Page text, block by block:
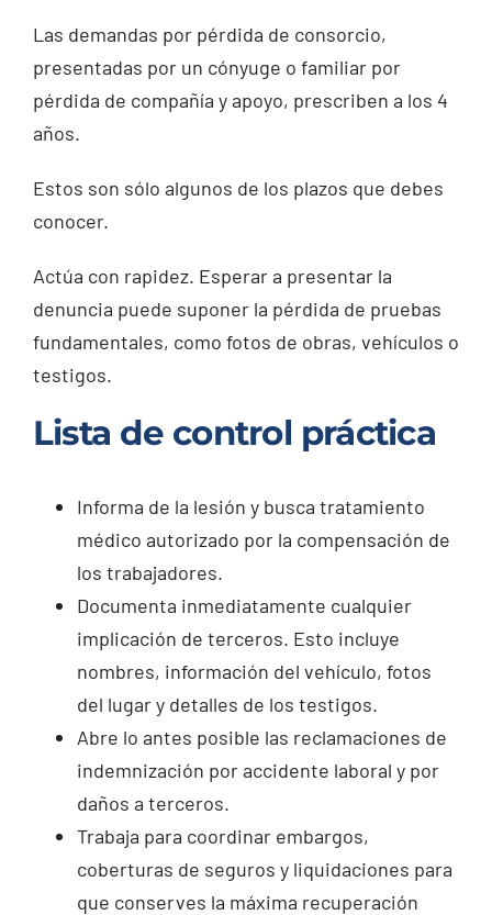
Las demandas por pérdida de consorcio,
presentadas por un cónyuge o familiar por
pérdida de compañía y apoyo, prescriben a los 4
años.
Estos son sólo algunos de los plazos que debes
conocer.
Actúa con rapidez. Esperar a presentar la
denuncia puede suponer la pérdida de pruebas
fundamentales, como fotos de obras, vehículos o
testigos.
Lista de control práctica
Informa de la lesión y busca tratamiento
médico autorizado por la compensación de
los trabajadores.
Documenta inmediatamente cualquier
implicación de terceros. Esto incluye
nombres, información del vehículo, fotos
del lugar y detalles de los testigos.
Abre lo antes posible las reclamaciones de
indemnización por accidente laboral y por
daños a terceros.
Trabaja para coordinar embargos,
coberturas de seguros y liquidaciones para
que conserves la máxima recuperación